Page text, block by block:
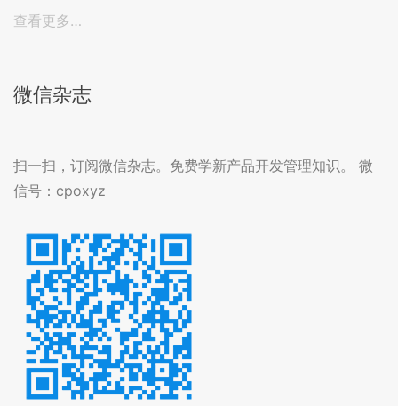
查看更多…
微信杂志
扫一扫，订阅微信杂志。免费学新产品开发管理知识。 微
信号：cpoxyz